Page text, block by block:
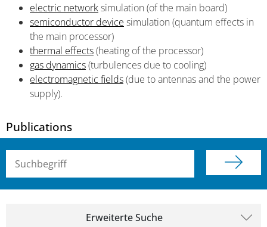
electric networksimulation (of the main board)
semiconductor device simulation (quantum effects in
the main processor)
thermal effects(heating of the processor)
gas dynamics(turbulences due to cooling)
electromagnetic fields(due to antennas and the power
supply).
Publications
Suchbegriff (alle Felder)
Erweiterte Suche